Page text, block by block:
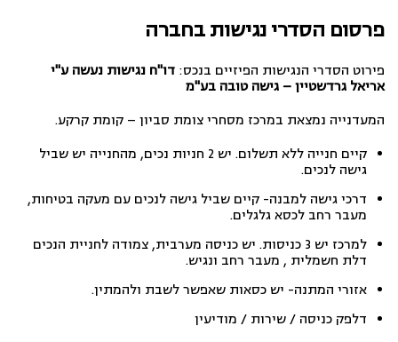
פרסום הסדרי נגישות בחברה
פירוט הסדרי הנגישות הפיזיים בנכס: דו"ח נגישות נעשה ע"י
אריאל גרדשטיין – גישה טובה בע"מ
המעדנייה נמצאת במרכז מסחרי צומת סביון – קומת קרקע.
קיים חנייה ללא תשלום. יש 2 חניות נכים, מהחנייה יש שביל
גישה לנכים.
דרכי גישה למבנה- קיים שביל גישה לנכים עם מעקה בטיחות,
מעבר רחב לכסא גלגלים.
למרכז יש 3 כניסות. יש כניסה מערבית, צמודה לחניית הנכים
דלת חשמלית , מעבר רחב ונגיש.
אזורי המתנה- יש כסאות שאפשר לשבת ולהמתין.
דלפק כניסה / שירות / מודיעין